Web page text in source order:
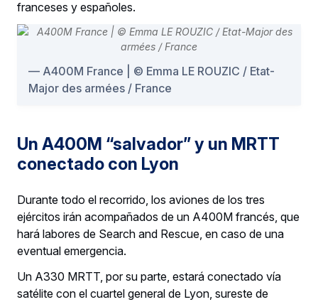
franceses y españoles.
A400M France | ©️ Emma LE ROUZIC / Etat-
Major des armées / France
Un A400M “salvador” y un MRTT
conectado con Lyon
Durante todo el recorrido, los aviones de los tres
ejércitos irán acompañados de un A400M francés, que
hará labores de Search and Rescue, en caso de una
eventual emergencia.
Un A330 MRTT, por su parte, estará conectado vía
satélite con el cuartel general de Lyon, sureste de